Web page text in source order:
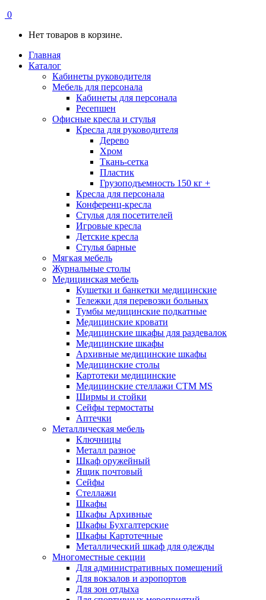
0
Нет товаров в корзине.
Главная
Каталог
Кабинеты руководителя
Мебель для персонала
Кабинеты для персонала
Ресепшен
Офисные кресла и стулья
Кресла для руководителя
Дерево
Хром
Ткань-сетка
Пластик
Грузоподъемность 150 кг +
Кресла для персонала
Конференц-кресла
Стулья для посетителей
Игровые кресла
Детские кресла
Стулья барные
Мягкая мебель
Журнальные столы
Медицинская мебель
Кушетки и банкетки медицинские
Тележки для перевозки больных
Тумбы медицинские подкатные
Медицинские кровати
Медицинские шкафы для раздевалок
Медицинские шкафы
Архивные медицинские шкафы
Медицинские столы
Картотеки медицинские
Медицинские стеллажи CTM MS
Ширмы и стойки
Сейфы термостаты
Аптечки
Металлическая мебель
Ключницы
Металл разное
Шкаф оружейный
Ящик почтовый
Сейфы
Стеллажи
Шкафы
Шкафы Архивные
Шкафы Бухгалтерские
Шкафы Картотечные
Металлический шкаф для одежды
Многоместные секции
Для административных помещений
Для вокзалов и аэропортов
Для зон отдыха